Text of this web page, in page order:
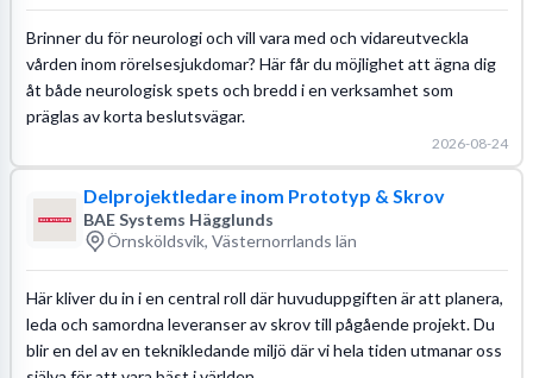
Brinner du för neurologi och vill vara med och vidareutveckla
vården inom rörelsesjukdomar? Här får du möjlighet att ägna dig
åt både neurologisk spets och bredd i en verksamhet som
präglas av korta beslutsvägar.
2026-08-24
Delprojektledare inom Prototyp & Skrov
BAE Systems Hägglunds
Örnsköldsvik, Västernorrlands län
Här kliver du in i en central roll där huvuduppgiften är att planera,
leda och samordna leveranser av skrov till pågående projekt. Du
blir en del av en teknikledande miljö där vi hela tiden utmanar oss